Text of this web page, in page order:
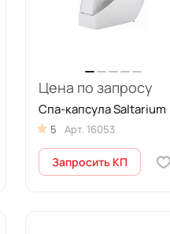
Цена по запросу
Спа-капсула Saltarium
5 Арт. 16053
Запросить КП